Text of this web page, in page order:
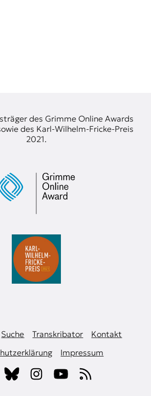
des Grimme Online Awards
des Karl-Wilhelm-Fricke-Preis
2021.
Suche Transkribator
Kontakt
Impressum